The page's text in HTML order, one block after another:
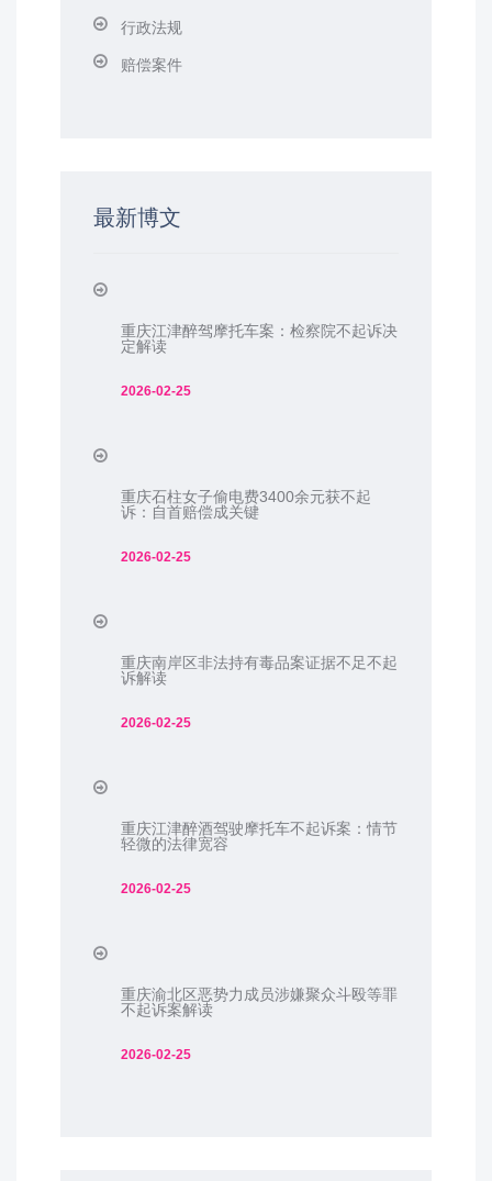
行政法规
赔偿案件
最新博文
重庆江津醉驾摩托车案：检察院不起诉决
定解读
2026-02-25
重庆石柱女子偷电费3400余元获不起
诉：自首赔偿成关键
2026-02-25
重庆南岸区非法持有毒品案证据不足不起
诉解读
2026-02-25
重庆江津醉酒驾驶摩托车不起诉案：情节
轻微的法律宽容
2026-02-25
重庆渝北区恶势力成员涉嫌聚众斗殴等罪
不起诉案解读
2026-02-25